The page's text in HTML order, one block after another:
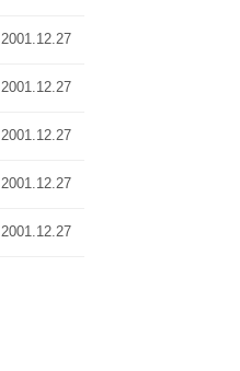
2001.12.27
2001.12.27
2001.12.27
2001.12.27
2001.12.27